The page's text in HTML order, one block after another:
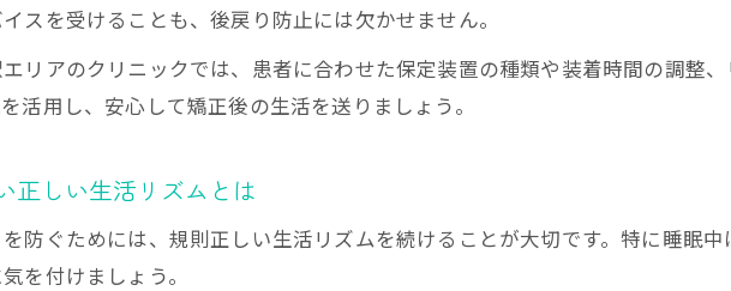
矯正歯科での定期チェックが後戻り抑制の鍵
矯正歯科メンテナンスで長期安定を実現する
理想の歯並びを長く保つ矯正歯科の知恵
矯正歯科で学ぶ後戻りしない習慣の積み重ね
矯正歯科の知見を生かした長期歯並び管理
矯正歯科治療経験者が語る後戻り防止の極意
スを受けることも、後戻り防止には欠かせません。
リアのクリニックでは、患者に合わせた保定装置の種類や装着時間の調整
活用し、安心して矯正後の生活を送りましょう。
正しい生活リズムとは
防ぐためには、規則正しい生活リズムを続けることが大切です。特に睡眠
を付けましょう。